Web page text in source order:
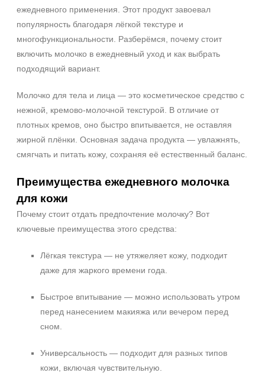
ежедневного применения. Этот продукт завоевал
популярность благодаря лёгкой текстуре и
многофункциональности. Разберёмся, почему стоит
включить молочко в ежедневный уход и как выбрать
подходящий вариант.
Молочко для тела и лица — это косметическое средство с
нежной, кремово‑молочной текстурой. В отличие от
плотных кремов, оно быстро впитывается, не оставляя
жирной плёнки. Основная задача продукта — увлажнять,
смягчать и питать кожу, сохраняя её естественный баланс.
Преимущества ежедневного молочка
для кожи
Почему стоит отдать предпочтение молочку? Вот
ключевые преимущества этого средства:
Лёгкая текстура — не утяжеляет кожу, подходит
даже для жаркого времени года.
Быстрое впитывание — можно использовать утром
перед нанесением макияжа или вечером перед
сном.
Универсальность — подходит для разных типов
кожи, включая чувствительную.